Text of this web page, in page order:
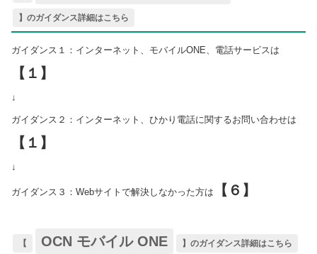
】のガイダンス詳細はこちら
ガイダンス１：インターネット、モバイルONE、電話サービスは
【１】
↓
ガイダンス２：インターネット、ひかり電話に関するお問い合わせは
【１】
↓
ガイダンス３：Webサイトで解決しなかった方は 【６】
【 OCN モバイル ONE 】のガイダンス詳細はこちら